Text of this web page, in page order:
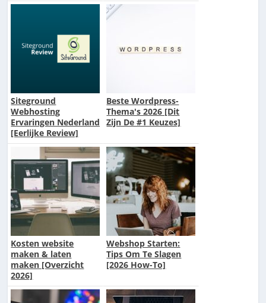
Siteground
Webhosting
Ervaringen Nederland
[Eerlijke Review]
[2026]
Beste Wordpress-
Thema's 2026 [Dit
Zijn De #1 Keuzes]
Kosten website
maken & laten
maken [Overzicht
2026]
Webshop Starten:
Tips Om Te Slagen
[2026 How-To]